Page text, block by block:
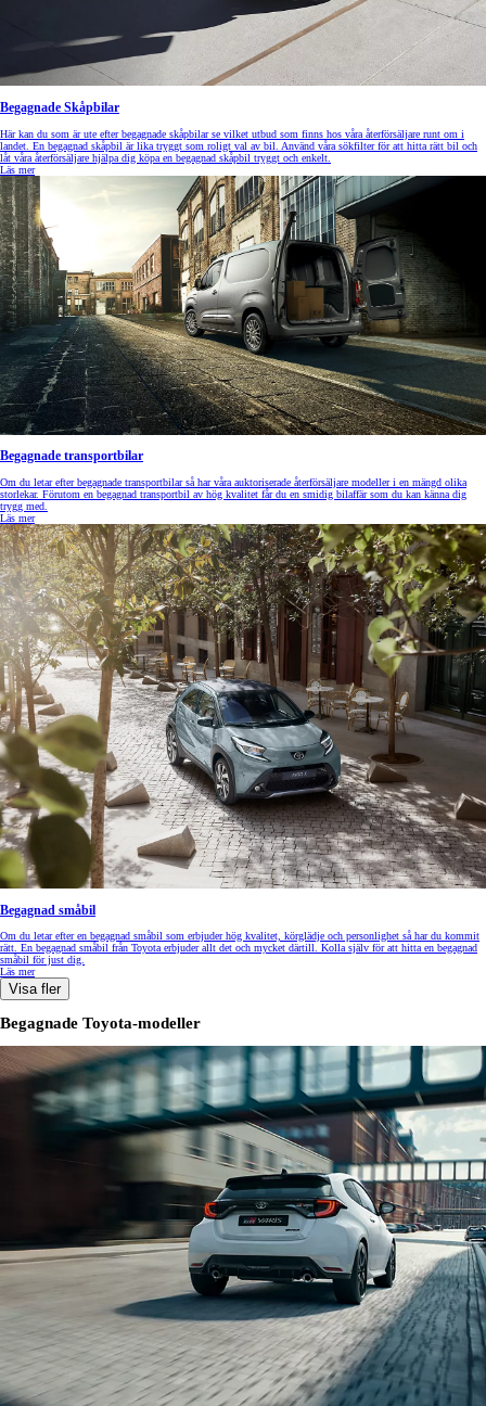
Begagnade Skåpbilar
Här kan du som är ute efter begagnade skåpbilar se vilket utbud som finns hos våra återförsäljare runt om i
landet. En begagnad skåpbil är lika tryggt som roligt val av bil. Använd våra sökfilter för att hitta rätt bil och
låt våra återförsäljare hjälpa dig köpa en begagnad skåpbil tryggt och enkelt.
Läs mer
Begagnade transportbilar
Om du letar efter begagnade transportbilar så har våra auktoriserade återförsäljare modeller i en mängd olika
storlekar. Förutom en begagnad transportbil av hög kvalitet får du en smidig bilaffär som du kan känna dig
trygg med.
Läs mer
Begagnad småbil
Om du letar efter en begagnad småbil som erbjuder hög kvalitet, körglädje och personlighet så har du kommit
rätt. En begagnad småbil från Toyota erbjuder allt det och mycket därtill. Kolla själv för att hitta en begagnad
småbil för just dig.
Läs mer
Visa fler
Begagnade Toyota-modeller